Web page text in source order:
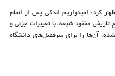
کرد: امیدواریم اندکی پس از اتمام
منابع تاریخی مفقود شیعه، با تغییرات جزئی و
آن‌ها را برای سرفصل‌های دانشگاه